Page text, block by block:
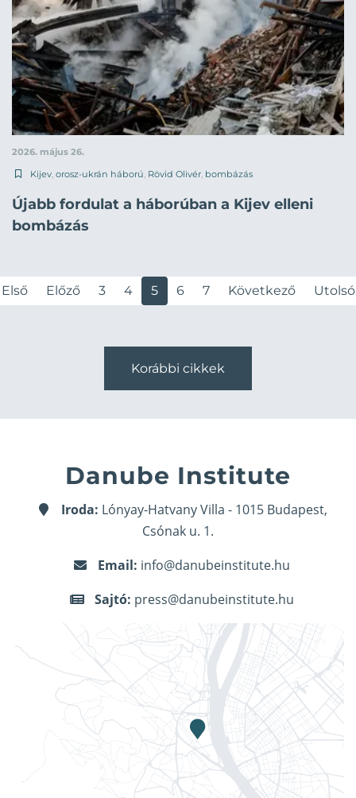
2026. május 26.
Kijev, orosz-ukrán háború, Rövid Olivér, bombázás
Újabb fordulat a háborúban a Kijev elleni
bombázás
Első Előző 3 4 5 6 7 Következő Utolsó
Korábbi cikkek
Danube Institute
Iroda: Lónyay-Hatvany Villa - 1015 Budapest,
Csónak u. 1.
Email: info@danubeinstitute.hu
Sajtó: press@danubeinstitute.hu